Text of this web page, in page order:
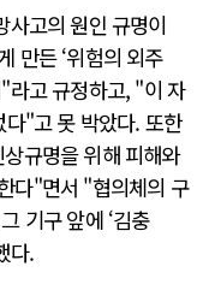
사고의 원인 규명이
만든 ‘위험의 외주
라고 규정하고, "이 자
다"고 못 박았다. 또한
규명을 위해 피해와
다"면서 "협의체의 구
기구 앞에 ‘김충
다.